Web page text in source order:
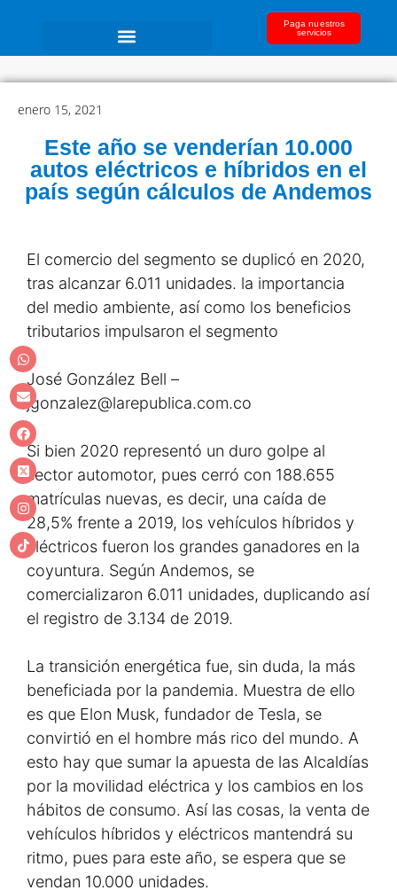
Paga nuestros
servicios
enero 15, 2021
Este año se venderían 10.000
autos eléctricos e híbridos en el
país según cálculos de Andemos
El comercio del segmento se duplicó en 2020,
tras alcanzar 6.011 unidades. la importancia
del medio ambiente, así como los beneficios
tributarios impulsaron el segmento
José González Bell –
jgonzalez@larepublica.com.co
Si bien 2020 representó un duro golpe al
sector automotor, pues cerró con 188.655
matrículas nuevas, es decir, una caída de
28,5% frente a 2019, los vehículos híbridos y
eléctricos fueron los grandes ganadores en la
coyuntura. Según Andemos, se
comercializaron 6.011 unidades, duplicando así
el registro de 3.134 de 2019.
La transición energética fue, sin duda, la más
beneficiada por la pandemia. Muestra de ello
es que Elon Musk, fundador de Tesla, se
convirtió en el hombre más rico del mundo. A
esto hay que sumar la apuesta de las Alcaldías
por la movilidad eléctrica y los cambios en los
hábitos de consumo. Así las cosas, la venta de
vehículos híbridos y eléctricos mantendrá su
ritmo, pues para este año, se espera que se
vendan 10.000 unidades.